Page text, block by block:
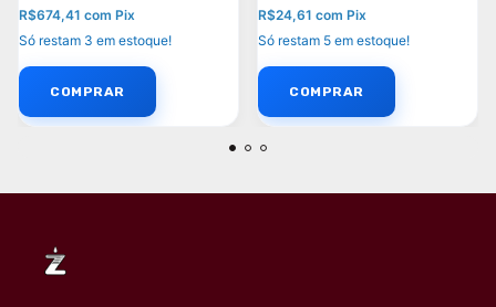
R$674,41 com Pix
Só restam 3 em estoque!
R$24,61 com Pix
Só restam 5 em estoque!